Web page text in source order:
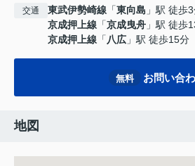
交通 東武伊勢崎線 「東向島 」駅 徒歩
京成押上線 「京成曳舟 」駅 徒歩
京成押上線 「 八広 」駅 徒歩15分
無料 お問い合
地図